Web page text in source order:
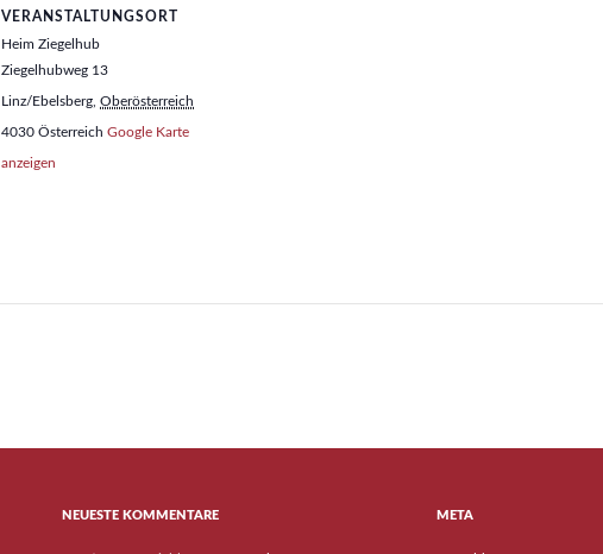
VERANSTALTUNGSORT
Heim Ziegelhub
Ziegelhubweg 13
Linz/Ebelsberg Oberösterreich
4030 Österreich Google Karte
anzeigen
NEUESTE KOMMENTARE META